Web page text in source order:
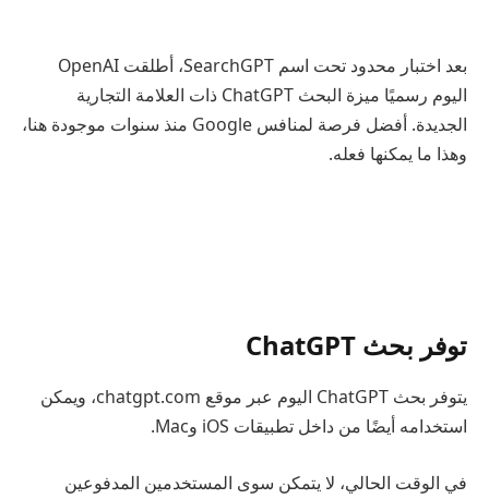
بعد اختبار محدود تحت اسم SearchGPT، أطلقت OpenAI
اليوم رسميًا ميزة البحث ChatGPT ذات العلامة التجارية
الجديدة. أفضل فرصة لمنافس Google منذ سنوات موجودة هنا،
وهذا ما يمكنها فعله.
توفر بحث ChatGPT
يتوفر بحث ChatGPT اليوم عبر موقع chatgpt.com، ويمكن
استخدامه أيضًا من داخل تطبيقات iOS وMac.
في الوقت الحالي، لا يتمكن سوى المستخدمين المدفوعين